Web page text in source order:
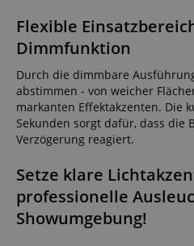
Flexible
Dimmfunktion
Durch die dimmbare
abstimmen - von weicher
markanten Effektakzenten. Die
Sekunden sorgt dafür, dass die
Verzögerung reagiert.
Setze klare
professionelle
Showumgebung!